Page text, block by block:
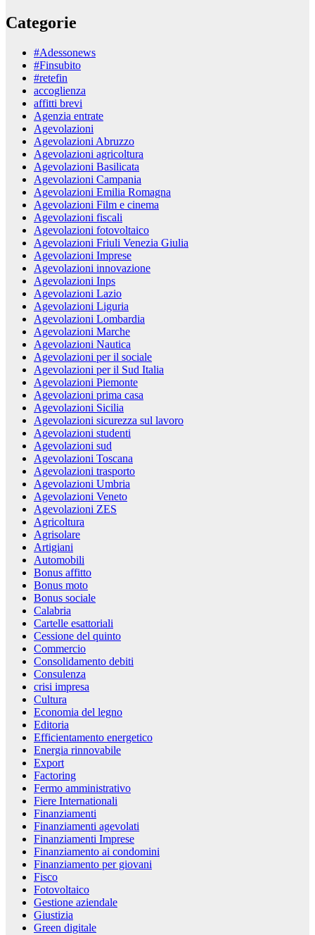
Categorie
#Adessonews
#Finsubito
#retefin
accoglienza
affitti brevi
Agenzia entrate
Agevolazioni
Agevolazioni Abruzzo
Agevolazioni agricoltura
Agevolazioni Basilicata
Agevolazioni Campania
Agevolazioni Emilia Romagna
Agevolazioni Film e cinema
Agevolazioni fiscali
Agevolazioni fotovoltaico
Agevolazioni Friuli Venezia Giulia
Agevolazioni Imprese
Agevolazioni innovazione
Agevolazioni Inps
Agevolazioni Lazio
Agevolazioni Liguria
Agevolazioni Lombardia
Agevolazioni Marche
Agevolazioni Nautica
Agevolazioni per il sociale
Agevolazioni per il Sud Italia
Agevolazioni Piemonte
Agevolazioni prima casa
Agevolazioni Sicilia
Agevolazioni sicurezza sul lavoro
Agevolazioni studenti
Agevolazioni sud
Agevolazioni Toscana
Agevolazioni trasporto
Agevolazioni Umbria
Agevolazioni Veneto
Agevolazioni ZES
Agricoltura
Agrisolare
Artigiani
Automobili
Bonus affitto
Bonus moto
Bonus sociale
Calabria
Cartelle esattoriali
Cessione del quinto
Commercio
Consolidamento debiti
Consulenza
crisi impresa
Cultura
Economia del legno
Editoria
Efficientamento energetico
Energia rinnovabile
Export
Factoring
Fermo amministrativo
Fiere Internationali
Finanziamenti
Finanziamenti agevolati
Finanziamenti Imprese
Finanziamento ai condomini
Finanziamento per giovani
Fisco
Fotovoltaico
Gestione aziendale
Giustizia
Green digitale